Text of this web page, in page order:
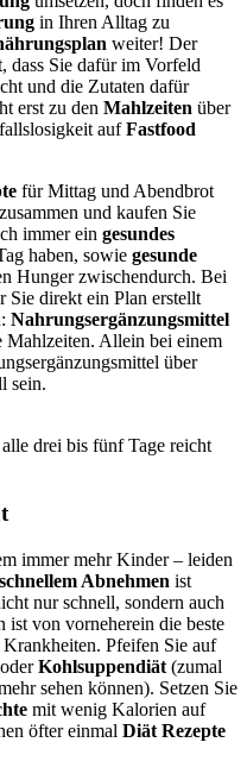
in Ihren Alltag zu
weiter! Der
dass Sie dafür im Vorfeld
und die Zutaten dafür
erst zu den Mahlzeiten über
aufFastfood
für Mittag und Abendbrot
zusammen und kaufen Sie
immer ein gesundes
haben, sowie gesunde
Hunger zwischendurch. Bei
Sie direkt ein Plan erstellt
Nahrungsergänzungsmittel
Allein bei einem
über
sein.
drei bis fünf Tage reicht
immer mehr Kinder – leiden
schnellem Abnehmen ist
nur schnell, sondern auch
ist von vorneherein die beste
Pfeifen Sie auf
Kohlsuppendiät (zumal
sehen können). Setzen Sie
mit wenig Kalorien auf
öfter einmal Diät Rezepte